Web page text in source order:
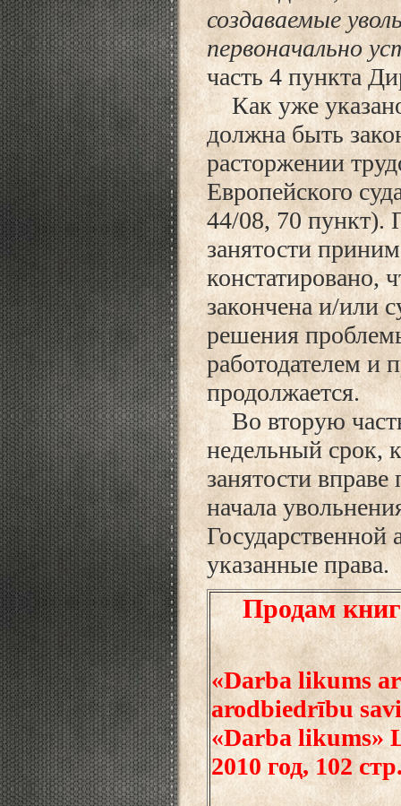
создаваемые
первоначально
часть 4 пункта
Как уже указано
должна быть
расторжении
Европейского
44/08, 70 пункт).
занятости
констатировано,
закончена и/или
решения
работодателем и
продолжается.
Во вторую часть
недельный срок,
занятости
начала
Государственной
указанные права.
Продам
«Darba likums
arodbiedrību
«Darba likums»
2010 год, 102